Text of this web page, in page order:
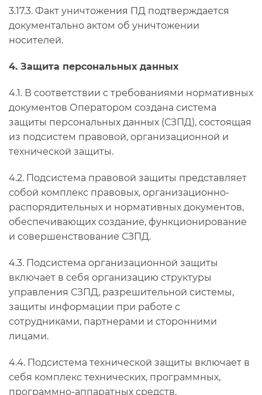
3.17.3. Факт уничтожения ПД подтверждается
документально актом об уничтожении
носителей.
4. Защита персональных данных
4.1. В соответствии с требованиями нормативных
документов Оператором создана система
защиты персональных данных (СЗПД), состоящая
из подсистем правовой, организационной и
технической защиты.
4.2. Подсистема правовой защиты представляет
собой комплекс правовых, организационно-
распорядительных и нормативных документов,
обеспечивающих создание, функционирование
и совершенствование СЗПД.
4.3. Подсистема организационной защиты
включает в себя организацию структуры
управления СЗПД, разрешительной системы,
защиты информации при работе с
сотрудниками, партнерами и сторонними
лицами.
4.4. Подсистема технической защиты включает в
себя комплекс технических, программных,
программно-аппаратных средств,